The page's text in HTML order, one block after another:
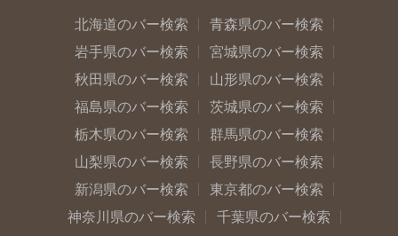
北海道のバー検索
青森県のバー検索
岩手県のバー検索
宮城県のバー検索
秋田県のバー検索
山形県のバー検索
福島県のバー検索
茨城県のバー検索
栃木県のバー検索
群馬県のバー検索
山梨県のバー検索
長野県のバー検索
新潟県のバー検索
東京都のバー検索
神奈川県のバー検索
千葉県のバー検索